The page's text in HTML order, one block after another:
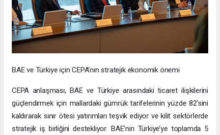
BAE ve Türkiye için CEPA’nın stratejik ekonomik önemi
CEPA anlaşması, BAE ve Türkiye arasındaki ticaret ilişkilerini
güçlendirmek için mallardaki gümrük tarifelerinin yüzde 82’sini
kaldırarak sınır ötesi yatırımları teşvik ediyor ve kilit sektörlerde
stratejik iş birliğini destekliyor. BAE’nin Türkiye’ye toplamda 5